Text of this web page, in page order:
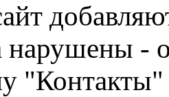
-
"Контакты"